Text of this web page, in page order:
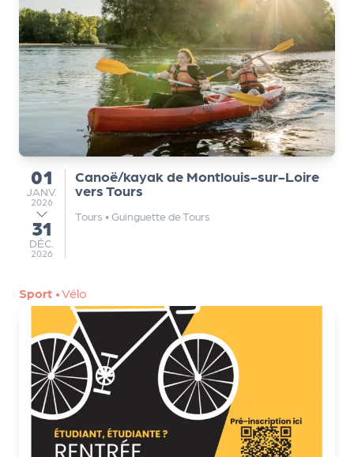
du
01
JANVIER
JANV.
2026
au
31
DÉCEMBRE
DÉC.
2026
Canoë/kayak de Montlouis-sur-Loire
vers Tours
Tours •Guinguette de Tours
Sport •Vélo
r
t
e
n
a
e
s
Q
ui
s